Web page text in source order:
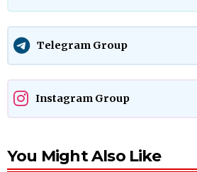
Telegram Group
Instagram Group
You Might Also Like